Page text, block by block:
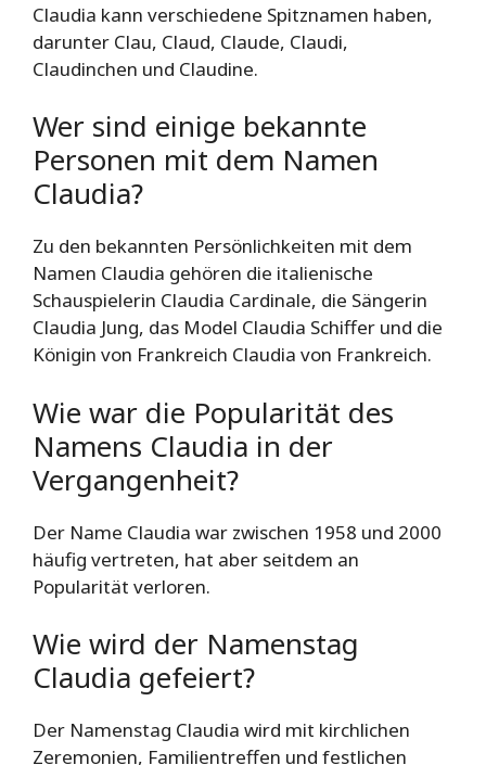
Claudia kann verschiedene Spitznamen haben,
darunter Clau, Claud, Claude, Claudi,
Claudinchen und Claudine.
Wer sind einige bekannte
Personen mit dem Namen
Claudia?
Zu den bekannten Persönlichkeiten mit dem
Namen Claudia gehören die italienische
Schauspielerin Claudia Cardinale, die Sängerin
Claudia Jung, das Model Claudia Schiffer und die
Königin von Frankreich Claudia von Frankreich.
Wie war die Popularität des
Namens Claudia in der
Vergangenheit?
Der Name Claudia war zwischen 1958 und 2000
häufig vertreten, hat aber seitdem an
Popularität verloren.
Wie wird der Namenstag
Claudia gefeiert?
Der Namenstag Claudia wird mit kirchlichen
Zeremonien, Familientreffen und festlichen